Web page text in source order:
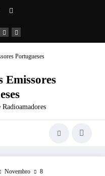
Emissores
Novembro
8